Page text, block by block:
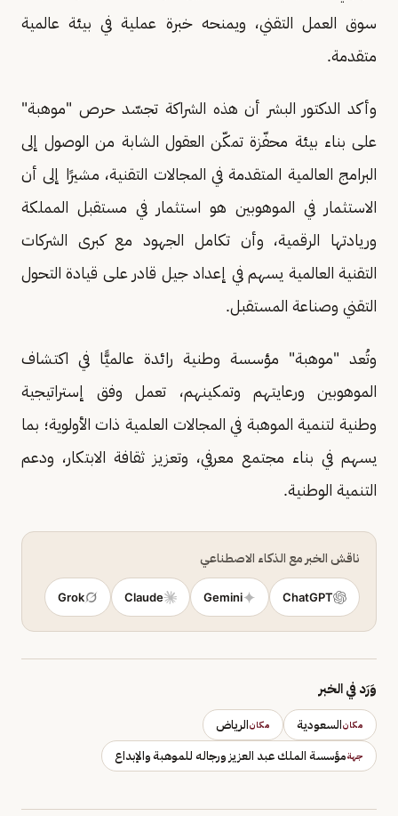
سوق العمل التقني، ويمنحه خبرة عملية في بيئة عالمية
متقدمة.
وأكد الدكتور البشر أن هذه الشراكة تجسّد حرص "موهبة"
على بناء بيئة محفّزة تمكّن العقول الشابة من الوصول إلى
البرامج العالمية المتقدمة في المجالات التقنية، مشيرًا إلى أن
الاستثمار في الموهوبين هو استثمار في مستقبل المملكة
وريادتها الرقمية، وأن تكامل الجهود مع كبرى الشركات
التقنية العالمية يسهم في إعداد جيل قادر على قيادة التحول
التقني وصناعة المستقبل.
وتُعد "موهبة" مؤسسة وطنية رائدة عالميًّا في اكتشاف
الموهوبين ورعايتهم وتمكينهم، تعمل وفق إستراتيجية
وطنية لتنمية الموهبة في المجالات العلمية ذات الأولوية؛ بما
يسهم في بناء مجتمع معرفي، وتعزيز ثقافة الابتكار، ودعم
التنمية الوطنية.
ناقش الخبر مع الذكاء الاصطناعي
ChatGPT
Gemini
Claude
Grok
وَرَد في الخبر
مكانالسعودية مكانالرياض
جهةمؤسسة الملك عبد العزيز ورجاله للموهبة والإبداع